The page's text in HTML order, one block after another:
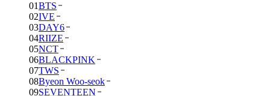
01BTS
02IVE
03DAY6
04RIIZE
05NCT
06BLACKPINK
07TWS
08Byeon Woo-seok
09SEVENTEEN